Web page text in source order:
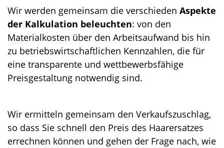
Wir werden gemeinsam die verschieden Aspekte
der Kalkulation beleuchten: von den
Materialkosten über den Arbeitsaufwand bis hin
zu betriebswirtschaftlichen Kennzahlen, die für
eine transparente und wettbewerbsfähige
Preisgestaltung notwendig sind.
Wir ermitteln gemeinsam den Verkaufszuschlag,
so dass Sie schnell den Preis des Haarersatzes
errechnen können und gehen der Frage nach, wie